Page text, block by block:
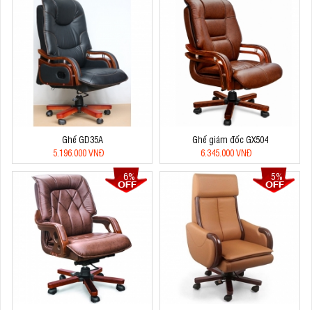
Ghế GD35A
5.196.000 VNĐ
Ghế giám đốc GX504
6.345.000 VNĐ
6% 5%